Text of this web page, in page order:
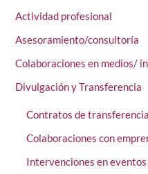
Actividad profesional
Asesoramiento/consultoría
Colaboraciones en medios/
Divulgación y Transferencia
Contratos de transferencia
Colaboraciones con
Intervenciones en